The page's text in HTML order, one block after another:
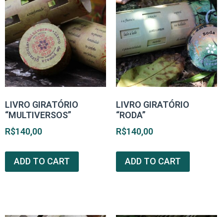
LIVRO GIRATÓRIO
“MULTIVERSOS”
R$140,00
ADD TO CART
LIVRO GIRATÓRIO
“RODA”
R$140,00
ADD TO CART